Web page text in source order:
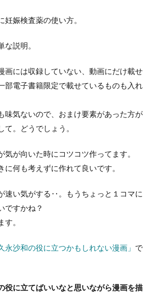
娠検査薬の使い方。
な説明。
画には収録していない、動画にだけ載せ
部電子書籍限定で載せているものも入れ
味気ないので、おまけ要素があった方が
て。どうでしょう。
気が向いた時にコツコツ作ってます。
に何も考えずに作れて良いです。
速い気がする‥。もうちょっと１コマに
ですかね？
。
永沙和の役に立つかもしれない漫画」 で
役に立てばいいなと思いながら漫画を描